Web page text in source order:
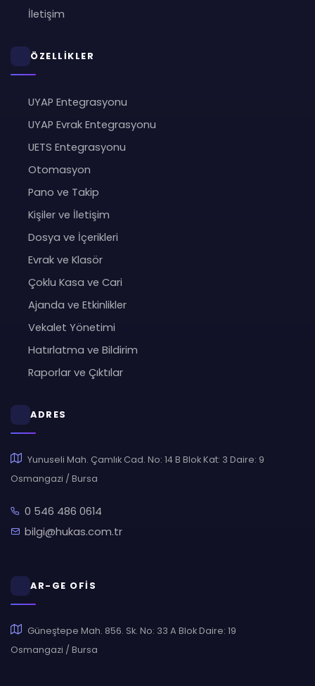
İletişim
ÖZELLİKLER
UYAP Entegrasyonu
UYAP Evrak Entegrasyonu
UETS Entegrasyonu
Otomasyon
Pano ve Takip
Kişiler ve İletişim
Dosya ve İçerikleri
Evrak ve Klasör
Çoklu Kasa ve Cari
Ajanda ve Etkinlikler
Vekalet Yönetimi
Hatırlatma ve Bildirim
Raporlar ve Çıktılar
ADRES
Yunuseli Mah. Çamlık Cad. No: 14 B Blok Kat: 3 Daire: 9
Osmangazi / Bursa
0 546 486 0614
bilgi@hukas.com.tr
AR-GE OFİS
Güneştepe Mah. 856. Sk. No: 33 A Blok Daire: 19
Osmangazi / Bursa